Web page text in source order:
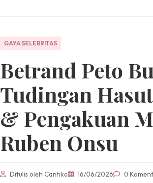
GAYA SELEBRITAS
Betrand Peto
Tudingan
& Pengakuan
Ruben Onsu
Ditulis oleh Cantiko 16/06/2026 0